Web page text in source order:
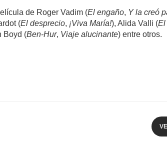
de Roger Vadim (El engaño, Y la creó
(El desprecio, ¡Viva María!), Alida Valli (El
Boyd (Ben-Hur, Viaje alucinante) entre otros.